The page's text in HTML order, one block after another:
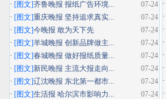
·
·
·
·
·
·
·
·
07-24
· [图文]齐鲁晚报 报纸广告环境...
07-24
· [图文]重庆晚报 坚持追求真实...
07-24
· [图文]今晚报 敢为天下先
07-24
· [图文]羊城晚报 创新品牌做主...
07-24
· [图文]春城晚报 做好报纸质量...
07-24
· [图文]新民晚报 主流大报走向...
07-24
· [图文]辽沈晚报 东北第一都市...
07-24
· [图文]生活报 哈尔滨市影响力...